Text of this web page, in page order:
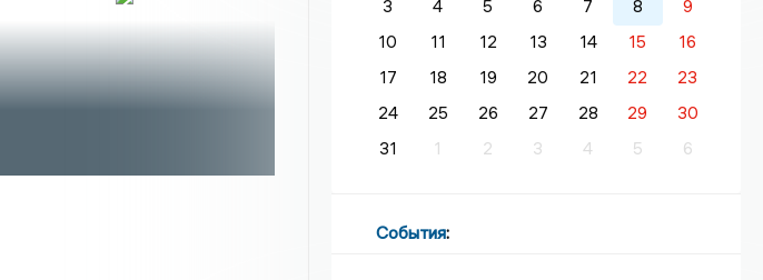
3
4 5 6 7 8
9
10
11 12 13 14 15
16
17
18 19 20 21 22
23
24
25 26 27 28 29
30
31
1 2 3 4 5 6
События: